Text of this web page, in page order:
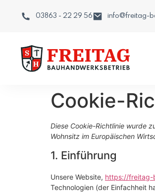
03863 - 22 29 56 info@freitag-
Cookie-
Diese Cookie-Richtlinie wurde
Wohnsitz im Europäischen
1. Einführung
Unsere Website, https://freitag-
Technologien (der Einfachheit